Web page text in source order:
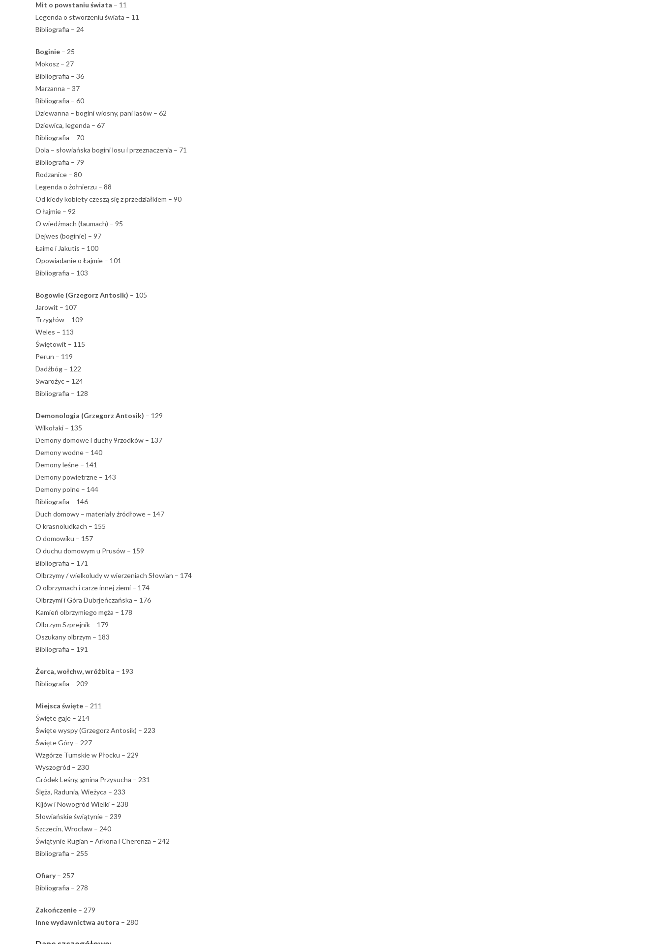
Mit o powstaniu świata – 11
Legenda o stworzeniu świata – 11
Bibliografia – 24
Boginie – 25
Mokosz – 27
Bibliografia – 36
Marzanna – 37
Bibliografia – 60
Dziewanna – bogini wiosny, pani lasów – 62
Dziewica, legenda – 67
Bibliografia – 70
Dola – słowiańska bogini losu i przeznaczenia – 71
Bibliografia – 79
Rodzanice – 80
Legenda o żołnierzu – 88
Od kiedy kobiety czeszą się z przedziałkiem – 90
O łajmie – 92
O wiedźmach (łaumach) – 95
Dejwes (boginie) – 97
Łaime i Jakutis – 100
Opowiadanie o Łajmie – 101
Bibliografia – 103
Bogowie (Grzegorz Antosik) – 105
Jarowit – 107
Trzygłów – 109
Weles – 113
Świętowit – 115
Perun – 119
Dadźbóg – 122
Swarożyc – 124
Bibliografia – 128
Demonologia (Grzegorz Antosik) – 129
Wilkołaki – 135
Demony domowe i duchy 9rzodków – 137
Demony wodne – 140
Demony leśne – 141
Demony powietrzne – 143
Demony polne – 144
Bibliografia – 146
Duch domowy – materiały źródłowe – 147
O krasnoludkach – 155
O domowiku – 157
O duchu domowym u Prusów – 159
Bibliografia – 171
Olbrzymy / wielkoludy w wierzeniach Słowian – 174
O olbrzymach i carze innej ziemi – 174
Olbrzymi i Góra Dubrjeńczańska – 176
Kamień olbrzymiego męża – 178
Olbrzym Szprejnik – 179
Oszukany olbrzym – 183
Bibliografia – 191
Żerca, wołchw, wróżbita – 193
Bibliografia – 209
Miejsca święte – 211
Święte gaje – 214
Święte wyspy (Grzegorz Antosik) – 223
Święte Góry – 227
Wzgórze Tumskie w Płocku – 229
Wyszogród – 230
Gródek Leśny, gmina Przysucha – 231
Ślęża, Radunia, Wieżyca – 233
Kijów i Nowogród Wielki – 238
Słowiańskie świątynie – 239
Szczecin, Wrocław – 240
Świątynie Rugian – Arkona i Cherenza – 242
Bibliografia – 255
Ofiary– 257
Bibliografia – 278
Zakończenie – 279
Inne wydawnictwa autora – 280